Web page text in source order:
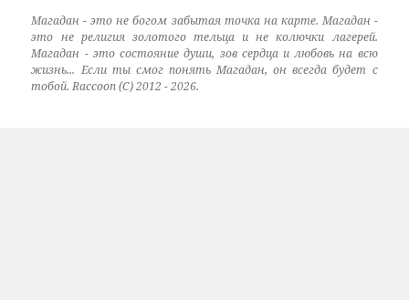
Магадан - это не богом забытая точка на карте. Магадан -
это не религия золотого тельца и не колючки лагерей.
Магадан - это состояние души, зов сердца и любовь на всю
жизнь... Если ты смог понять Магадан, он всегда будет с
тобой. Raccoon (C) 2012 - 2026.